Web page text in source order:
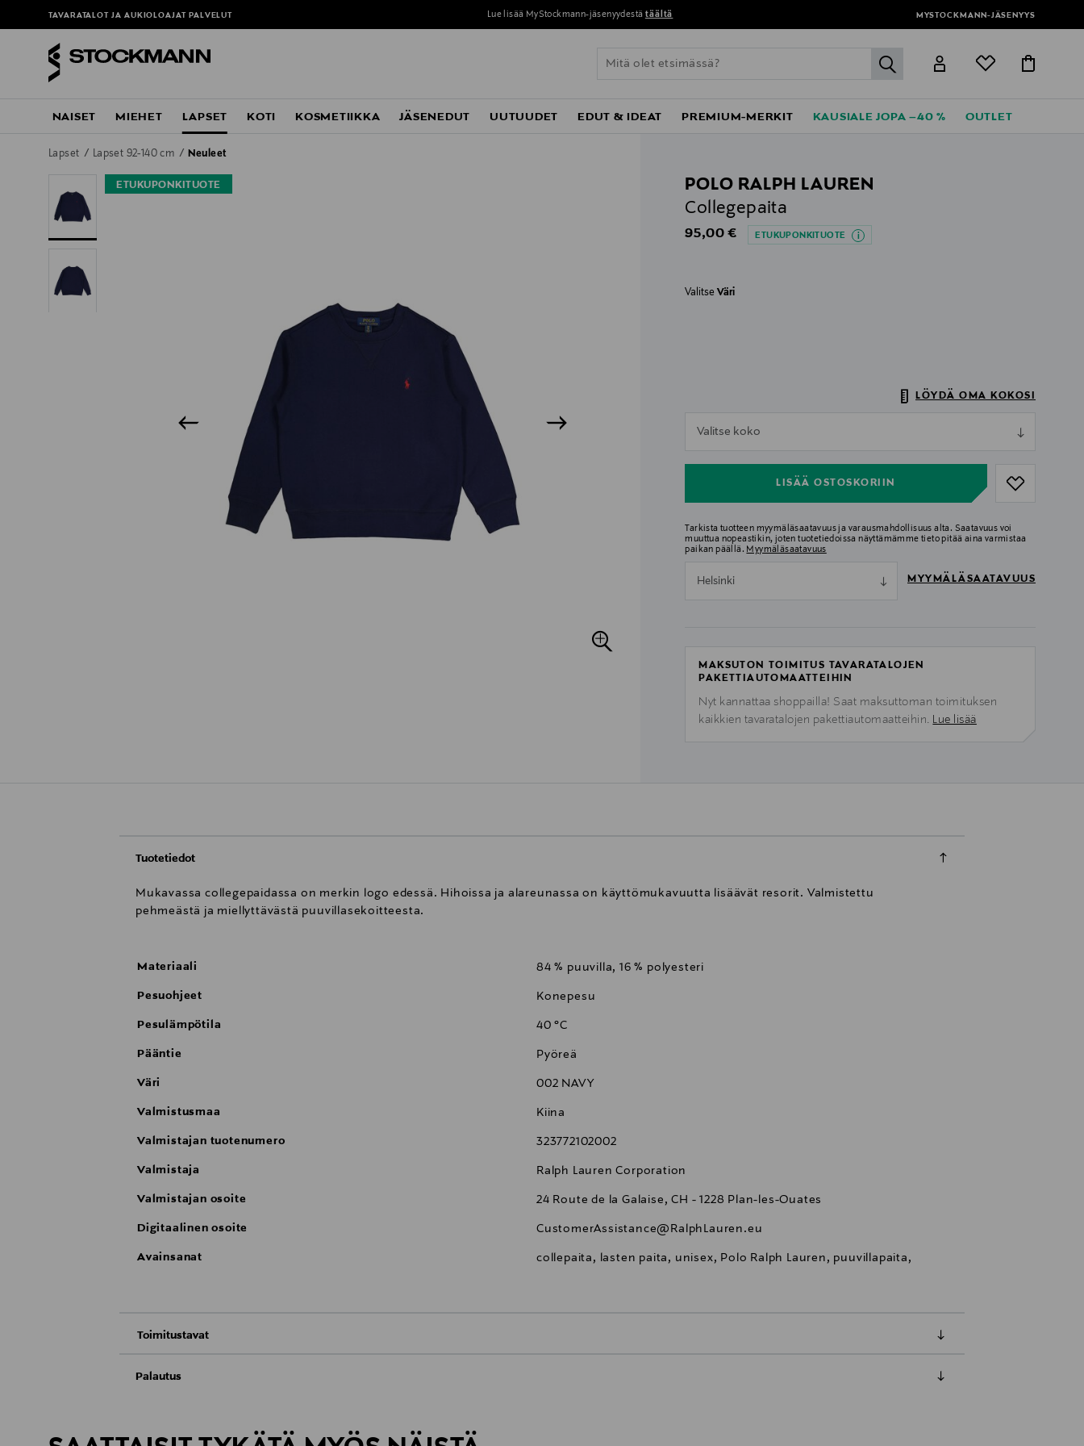
TAVARATALOT JA AUKIOLOAJAT PALVELUT Lue lisää MyStockmann-jäsenyydestä täältä MYSTOCKMANN-JÄSENYYS
label.header.go
NAISET MIEHET LAPSET KOTI KOSMETIIKKA JÄSENEDUT UUTUUDET EDUT & IDEAT PREMIUM-MERKIT KAUSIALE JOPA –40 % OUTLET
Lapset Lapset 92-140 cm Neuleet
ETUKUPONKITUOTE
POLO RALPH LAUREN
Collegepaita
Original Price
95,00 € ETUKUPONKITUOTE
ValitseVäri
LÖYDÄ OMA KOKOSI
Valitse koko
LISÄÄ OSTOSKORIIN
Tarkista tuotteen myymäläsaatavuus ja varausmahdollisuus alta. Saatavuus voi
muuttua nopeastikin, joten tuotetiedoissa näyttämämme tieto pitää aina varmistaa
paikan päällä. Myymäläsaatavuus
Helsinki MYYMÄLÄSAATAVUUS
MAKSUTON TOIMITUS TAVARATALOJEN
PAKETTIAUTOMAATTEIHIN
Nyt kannattaa shoppailla! Saat maksuttoman toimituksen
kaikkien tavaratalojen pakettiautomaatteihin. Lue lisää
Tuotetiedot
Mukavassa collegepaidassa on merkin logo edessä. Hihoissa ja alareunassa on käyttömukavuutta lisäävät resorit. Valmistettu
pehmeästä ja miellyttävästä puuvillasekoitteesta.
Materiaali 84 % puuvilla, 16 % polyesteri
Pesuohjeet Konepesu
Pesulämpötila 40 °C
Pääntie Pyöreä
Väri 002 NAVY
Valmistusmaa Kiina
Valmistajan tuotenumero 323772102002
Valmistaja Ralph Lauren Corporation
Valmistajan osoite 24 Route de la Galaise, CH - 1228 Plan-les-Ouates
Digitaalinen osoite CustomerAssistance@RalphLauren.eu
Avainsanat collepaita, lasten paita, unisex, Polo Ralph Lauren, puuvillapaita,
Toimitustavat
Palautus